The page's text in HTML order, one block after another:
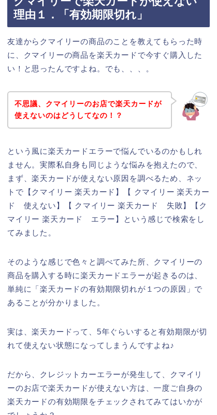
理由１．「有効期限切れ」
友達からクマイリーの商品のことを教えてもらった時
に、クマイリーの商品を楽天カードで今すぐ購入した
い！と思ったんですよね。でも、、、。
不思議、クマイリーのお店で楽天カードが
使えないのはどうしてなの！？
という風に楽天カードエラーで悩んでいるのかもしれ
ません。実際私自身も同じような悩みを抱えたので、
まず、楽天カードが使えない原因を調べるため、ネッ
トで【クマイリー 楽天カード】【 クマイリー 楽天カー
ド 使えない】【 クマイリー 楽天カード 失敗】【ク
マイリー 楽天カード エラー】という感じで検索をし
てみました。
そのような感じで色々と調べてみた所、クマイリーの
商品を購入する時に楽天カードエラーが起きるのは、
単純に「楽天カードの有効期限切れが１つの原因」で
あることが分かりました。
実は、楽天カードって、5年ぐらいすると有効期限が切
れて使えない状態になってしまうんですよね♪
だから、クレジットカーエラーが発生して、クマイリ
ーのお店で楽天カードが使えない方は、一度ご自身の
楽天カードの有効期限をチェックされてみてはいかが